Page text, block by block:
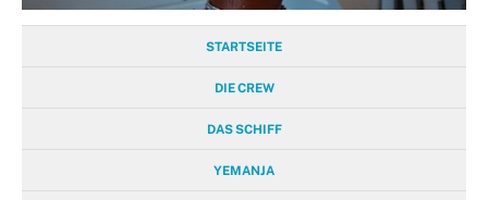
STARTSEITE
DIE CREW
DAS SCHIFF
YEMANJA